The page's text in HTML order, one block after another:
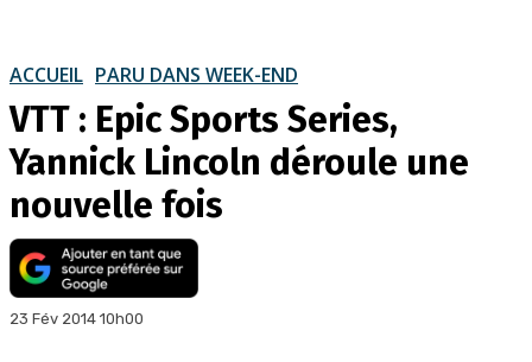
ACCUEIL PARU DANS WEEK-END
VTT : Epic Sports Series,
Yannick Lincoln déroule une
nouvelle fois
23 Fév 2014 10h00